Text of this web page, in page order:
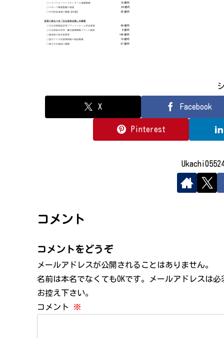
X Facebook
Pinterest
コメント
コメントをどうぞ
メールアドレスが公開されることはありません。
名前は本名でなくてもOKです。メールアドレスは
お控え下さい。
コメント
※